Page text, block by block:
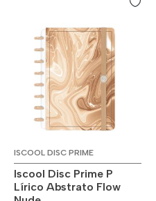
ISCOOL DISC PRIME
Iscool Disc Prime P
Lírico Abstrato Flow